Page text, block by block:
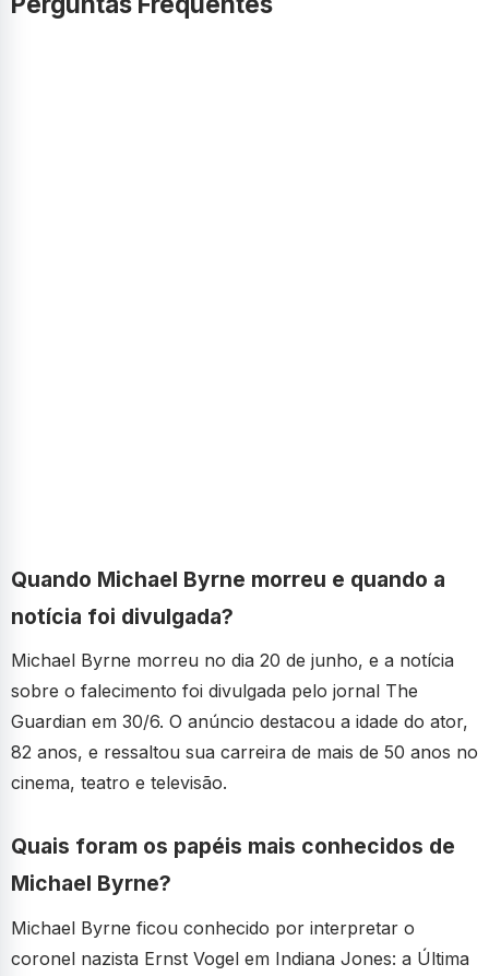
Quando Michael Byrne morreu e quando a
notícia foi divulgada?
Michael Byrne morreu no dia 20 de junho, e a notícia
sobre o falecimento foi divulgada pelo jornal The
Guardian em 30/6. O anúncio destacou a idade do ator,
82 anos, e ressaltou sua carreira de mais de 50 anos no
cinema, teatro e televisão.
Quais foram os papéis mais conhecidos de
Michael Byrne?
Michael Byrne ficou conhecido por interpretar o
coronel nazista Ernst Vogel em Indiana Jones: a Última